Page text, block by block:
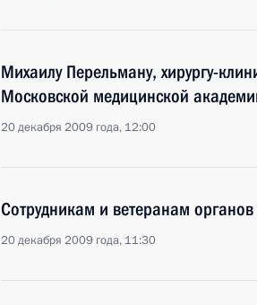
Михаилу Перельману, хирургу-
Московской медицинской
20 декабря 2009 года, 12:00
Сотрудникам и ветеранам органов
20 декабря 2009 года, 11:30